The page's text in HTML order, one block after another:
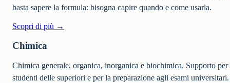
basta sapere la formula: bisogna capire quando e come usarla.
Scopri di più →
Chimica
Chimica generale, organica, inorganica e biochimica. Supporto per
studenti delle superiori e per la preparazione agli esami universitari.